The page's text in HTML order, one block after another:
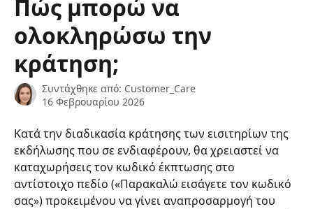
Πώς μπορώ να
ολοκληρώσω την
κράτηση;
Συντάχθηκε από: Customer_Care
16 Φεβρουαρίου 2026
Κατά την διαδικασία κράτησης των εισιτηρίων της
εκδήλωσης που σε ενδιαφέρουν, θα χρειαστεί να
καταχωρήσεις τον κωδικό έκπτωσης στο
αντίστοιχο πεδίο («Παρακαλώ εισάγετε τον κωδικό
σας») προκειμένου να γίνει αναπροσαρμογή του